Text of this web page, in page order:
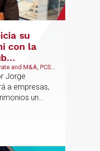
su
con la
el
legal y
and M&A, PCS,
& Family
Jorge
a empresas,
un